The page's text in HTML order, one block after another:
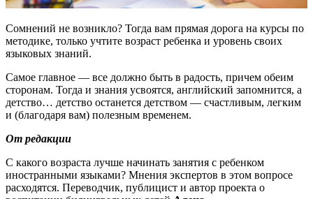
Сомнений не возникло? Тогда вам прямая дорога на курсы по
методике, только учтите возраст ребенка и уровень своих
языковых знаний.
Самое главное — все должно быть в радость, причем обеим
сторонам. Тогда и знания усвоятся, английский запомнится, а
детство… детство останется детством — счастливым, легким
и (благодаря вам) полезным временем.
От редакции
С какого возраста лучше начинать занятия с ребенком
иностранными языками? Мнения экспертов в этом вопросе
расходятся. Переводчик, публицист и автор проекта о